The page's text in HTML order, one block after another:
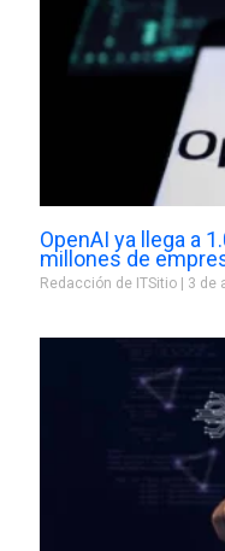
OpenAI ya llega a
millones de
Redacción de ITSitio 3 de